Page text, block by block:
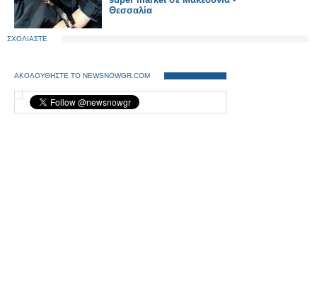
Θεσσαλία
ΣΧΟΛΙΑΣΤΕ
ΑΚΟΛΟΥΘΗΣΤΕ ΤΟ NEWSNOWGR.COM